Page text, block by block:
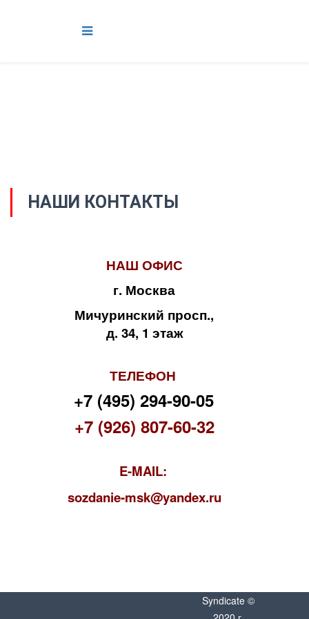
НАШИ КОНТАКТЫ
НАШ ОФИС
г. Москва
Мичуринский просп.,
д. 34, 1 этаж
ТЕЛЕФОН
+7 (495) 294-90-05
+7 (926) 807-60-32
E-MAIL:
sozdanie-msk@yandex.ru
Syndicate ©